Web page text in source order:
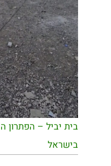
בית יביל – הפתרון
בישראל